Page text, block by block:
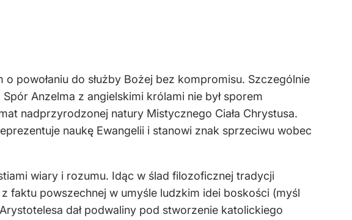
powołaniu do służby Bożej bez kompromisu. Szczególnie
Anzelma z angielskimi królami nie był sporem
nadprzyrodzonej natury Mistycznego Ciała Chrystusa.
naukę Ewangelii i stanowi znak sprzeciwu wobec
wiary i rozumu. Idąc w ślad filozoficznej tradycji
faktu powszechnej w umyśle ludzkim idei boskości (myśl
dał podwaliny pod stworzenie katolickiego